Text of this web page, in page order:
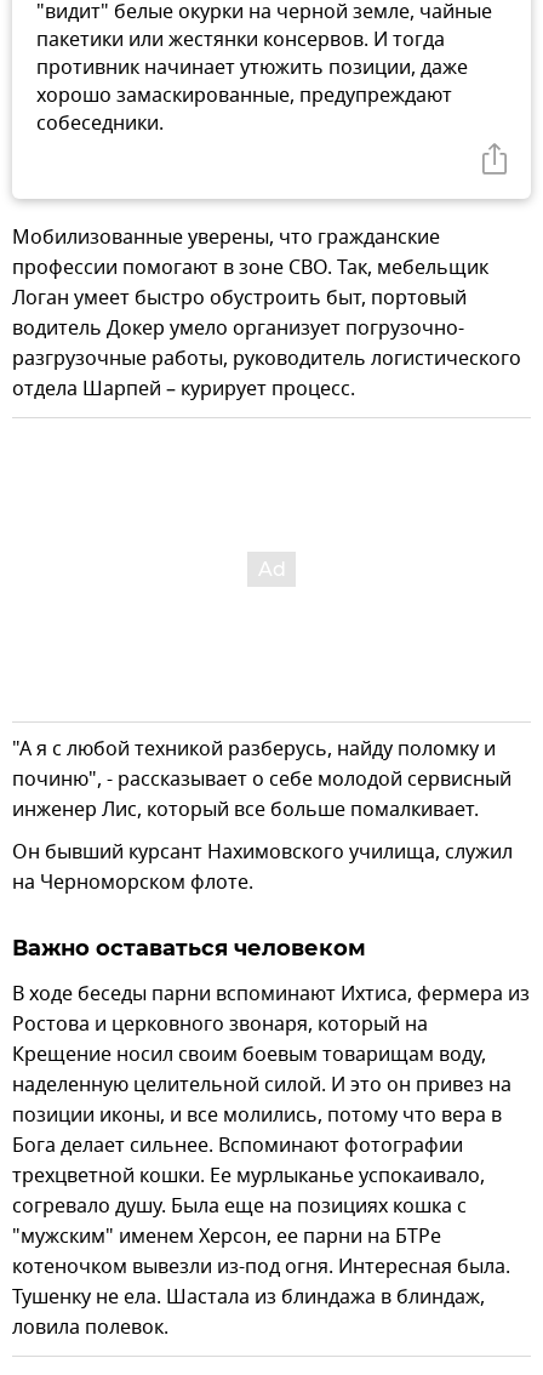
"видит" белые окурки на черной земле, чайные
пакетики или жестянки консервов. И тогда
противник начинает утюжить позиции, даже
хорошо замаскированные, предупреждают
собеседники.
Мобилизованные уверены, что гражданские
профессии помогают в зоне СВО. Так, мебельщик
Логан умеет быстро обустроить быт, портовый
водитель Докер умело организует погрузочно-
разгрузочные работы, руководитель логистического
отдела Шарпей – курирует процесс.
"А я с любой техникой разберусь, найду поломку и
починю", - рассказывает о себе молодой сервисный
инженер Лис, который все больше помалкивает.
Он бывший курсант Нахимовского училища, служил
на Черноморском флоте.
Важно оставаться человеком
В ходе беседы парни вспоминают Ихтиса, фермера из
Ростова и церковного звонаря, который на
Крещение носил своим боевым товарищам воду,
наделенную целительной силой. И это он привез на
позиции иконы, и все молились, потому что вера в
Бога делает сильнее. Вспоминают фотографии
трехцветной кошки. Ее мурлыканье успокаивало,
согревало душу. Была еще на позициях кошка с
"мужским" именем Херсон, ее парни на БТРе
котеночком вывезли из-под огня. Интересная была.
Тушенку не ела. Шастала из блиндажа в блиндаж,
ловила полевок.